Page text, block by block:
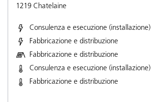
1219 Chatelaine
Consulenza e esecuzione (installazione)
Fabbricazione e distribuzione
Fabbricazione e distribuzione
Consulenza e esecuzione (installazione)
Fabbricazione e distribuzione